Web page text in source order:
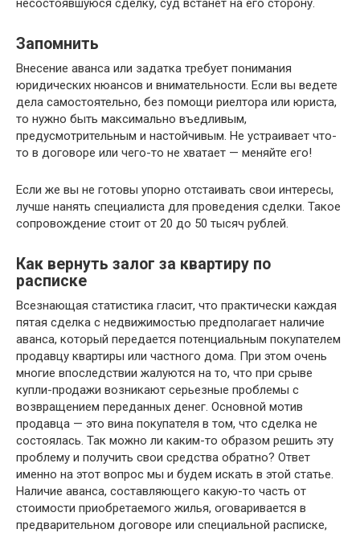
Запомнить
Внесение аванса или задатка требует понимания
юридических нюансов и внимательности. Если вы ведете
дела самостоятельно, без помощи риелтора или юриста,
то нужно быть максимально въедливым,
предусмотрительным и настойчивым. Не устраивает что-
то в договоре или чего-то не хватает — меняйте его!
Если же вы не готовы упорно отстаивать свои интересы,
лучше нанять специалиста для проведения сделки. Такое
сопровождение стоит от 20 до 50 тысяч рублей.
Как вернуть залог за квартиру по
расписке
Всезнающая статистика гласит, что практически каждая
пятая сделка с недвижимостью предполагает наличие
аванса, который передается потенциальным покупателем
продавцу квартиры или частного дома. При этом очень
многие впоследствии жалуются на то, что при срыве
купли-продажи возникают серьезные проблемы с
возвращением переданных денег. Основной мотив
продавца — это вина покупателя в том, что сделка не
состоялась. Так можно ли каким-то образом решить эту
проблему и получить свои средства обратно? Ответ
именно на этот вопрос мы и будем искать в этой статье.
Наличие аванса, составляющего какую-то часть от
стоимости приобретаемого жилья, оговаривается в
предварительном договоре или специальной расписке,